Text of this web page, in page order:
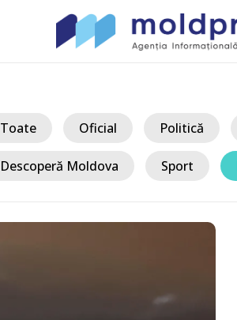
Toate Oficial Politică
Descoperă Moldova Sport